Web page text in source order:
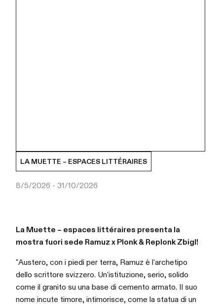
LA MUETTE – ESPACES LITTÉRAIRES
8/5/2026 - 31/10/2026
La Muette – espaces littéraires presenta la
mostra fuori sede Ramuz x Plonk & Replonk Zbigl!
"Austero, con i piedi per terra, Ramuz è l'archetipo
dello scrittore svizzero. Un'istituzione, serio, solido
come il granito su una base di cemento armato. Il suo
nome incute timore, intimorisce, come la statua di un